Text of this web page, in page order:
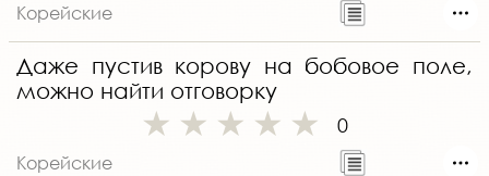
Корейские
Даже пустив корову на бобовое поле,
можно найти отговорку
0
Корейские